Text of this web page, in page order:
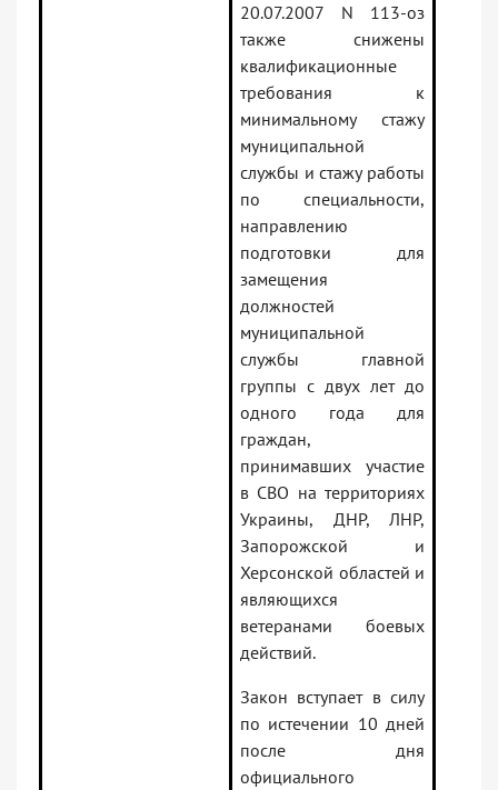
20.07.2007 N 113-оз
также снижены
квалификационные
требования к
минимальному стажу
муниципальной
службы и стажу работы
по специальности,
направлению
подготовки для
замещения
должностей
муниципальной
службы главной
группы с двух лет до
одного года для
граждан,
принимавших участие
в СВО на территориях
Украины, ДНР, ЛНР,
Запорожской и
Херсонской областей и
являющихся
ветеранами боевых
действий.
Закон вступает в силу
по истечении 10 дней
после дня
официального